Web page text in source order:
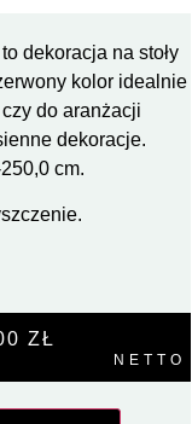
dekoracja na stoły
kolor idealnie
do aranżacji
dekoracje.
cm.
ZŁ
NETTO